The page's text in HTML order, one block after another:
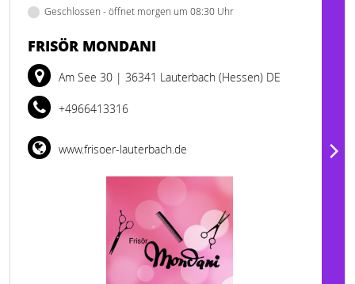
Geschlossen - öffnet morgen um 08:30 Uhr
FRISÖR MONDANI
Am See 30 | 36341 Lauterbach (Hessen) DE
+4966413316
www.frisoer-lauterbach.de